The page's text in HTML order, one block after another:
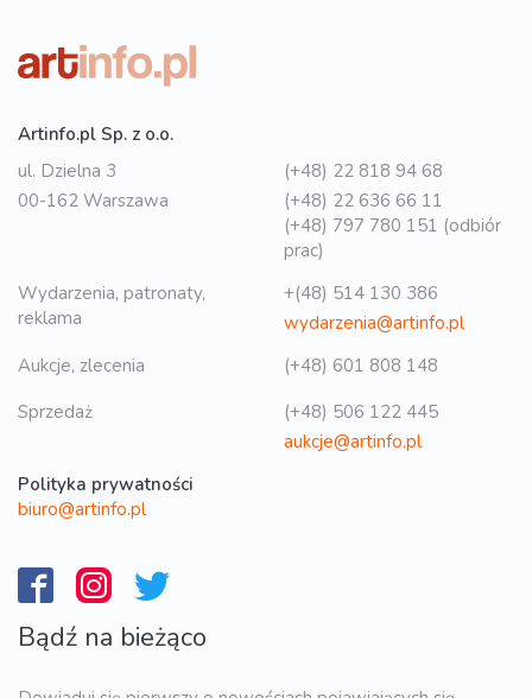
Artinfo.pl Sp. z o.o.
ul. Dzielna 3
00-162 Warszawa
(+48) 22 818 94 68
(+48) 22 636 66 11
(+48) 797 780 151 (odbiór
prac)
Wydarzenia, patronaty,
reklama
+(48) 514 130 386
wydarzenia@artinfo.pl
Aukcje, zlecenia
(+48) 601 808 148
Sprzedaż
(+48) 506 122 445
aukcje@artinfo.pl
Polityka prywatności
biuro@artinfo.pl
Bądź na bieżąco